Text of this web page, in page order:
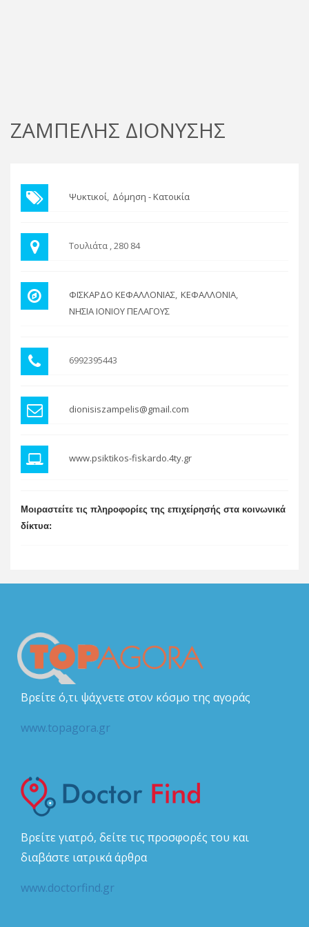
ΖΑΜΠΕΛΗΣ ΔΙΟΝΥΣΗΣ
Ψυκτικοί Δόμηση - Κατοικία
Τουλιάτα , 280 84
ΦΙΣΚΑΡΔΟ ΚΕΦΑΛΛΟΝΙΑΣ ΚΕΦΑΛΛΟΝΙΑ
ΝΗΣΙΑ ΙΟΝΙΟΥ ΠΕΛΑΓΟΥΣ
6992395443
dionisiszampelis@gmail.com
www.psiktikos-fiskardo.4ty.gr
Μοιραστείτε τις πληροφορίες της επιχείρησής στα κοινωνικά
δίκτυα:
Βρείτε ό,τι ψάχνετε στον κόσμο της αγοράς
www.topagora.gr
Βρείτε γιατρό, δείτε τις προσφορές του και
διαβάστε ιατρικά άρθρα
www.doctorfind.gr